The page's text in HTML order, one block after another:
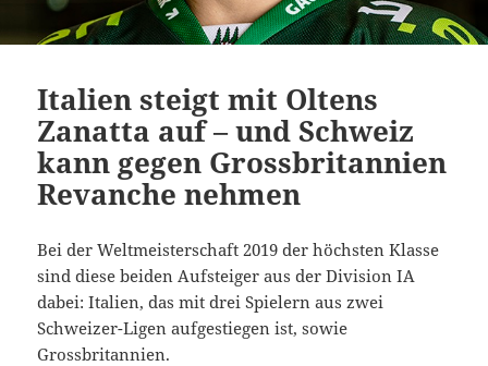
Italien steigt mit Oltens
Zanatta auf – und Schweiz
kann gegen Grossbritannien
Revanche nehmen
Bei der Weltmeisterschaft 2019 der höchsten Klasse
sind diese beiden Aufsteiger aus der Division IA
dabei: Italien, das mit drei Spielern aus zwei
Schweizer-Ligen aufgestiegen ist, sowie
Grossbritannien.